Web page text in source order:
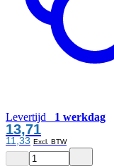
Levertijd 1 werkdag
13,71
11,33